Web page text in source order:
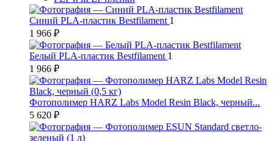
Синий PLA-пластик Bestfilament 1
1 966 ₽
Белый PLA-пластик Bestfilament 1
1 966 ₽
Фотополимер HARZ Labs Model Resin Black, черный...
5 620 ₽